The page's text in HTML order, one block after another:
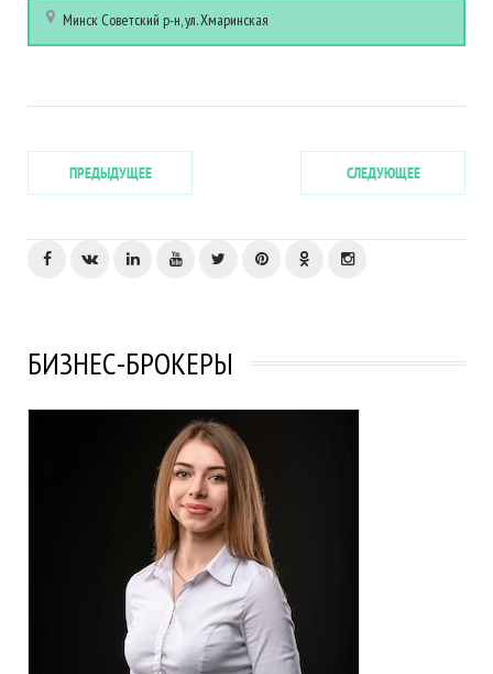
Минск Советский р-н, ул. Хмаринская
ПРЕДЫДУЩЕЕ СЛЕДУЮЩЕЕ
БИЗНЕС-БРОКЕРЫ